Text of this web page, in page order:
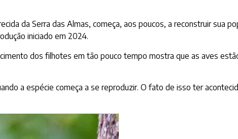
da Serra das Almas, começa, aos poucos, a reconstruir sua
iniciado em 2024.
dos filhotes em tão pouco tempo mostra que as aves
a espécie começa a se reproduzir. O fato de isso ter